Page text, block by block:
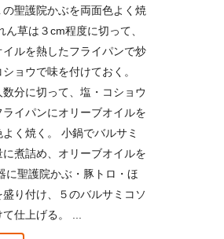
の聖護院かぶを両面色よく焼
ん草は３cm程度に切って、
イルを熱したフライパンで炒
ョウで味を付けておく。
数分に切って、塩・コショウ
ライパンにオリーブオイルを
よく焼く。 小鍋でバルサミ
に煮詰め、オリーブオイルを
に聖護院かぶ・豚トロ・ほ
盛り付け、５のバルサミコソ
仕上げる。 ...